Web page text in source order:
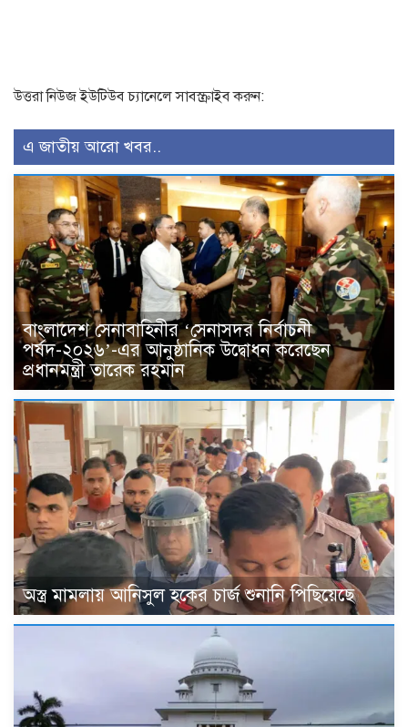
উত্তরা নিউজ ইউটিউব চ্যানেলে সাবস্ক্রাইব করুন:
এ জাতীয় আরো খবর..
বাংলাদেশ সেনাবাহিনীর ‘সেনাসদর নির্বাচনী
পর্ষদ-২০২৬’-এর আনুষ্ঠানিক উদ্বোধন করেছেন
প্রধানমন্ত্রী তারেক রহমান
অস্ত্র মামলায় আনিসুল হকের চার্জ শুনানি পিছিয়েছে